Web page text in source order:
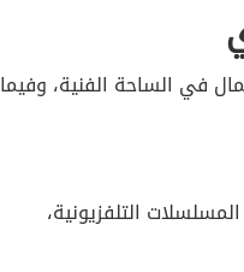
في الساحة الفنية، وفيما
التلفزيونية،